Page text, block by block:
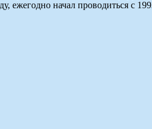
начал проводиться с